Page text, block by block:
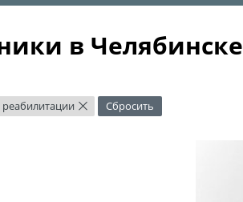
в Челябинске
× Сбросить